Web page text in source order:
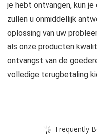
je hebt ontvangen, kun je
zullen u onmiddellijk
oplossing van uw
als onze producten
ontvangst van de
volledige terugbetaling
Frequently